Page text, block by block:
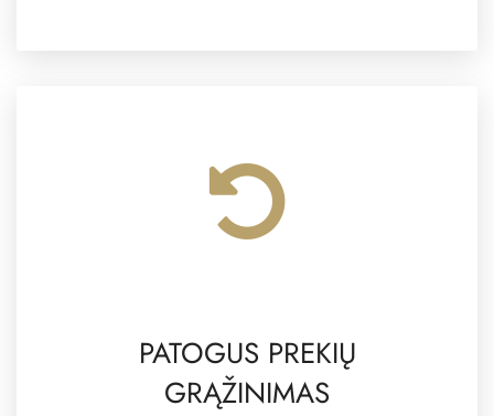
PATOGUS PREKIŲ
GRĄŽINIMAS